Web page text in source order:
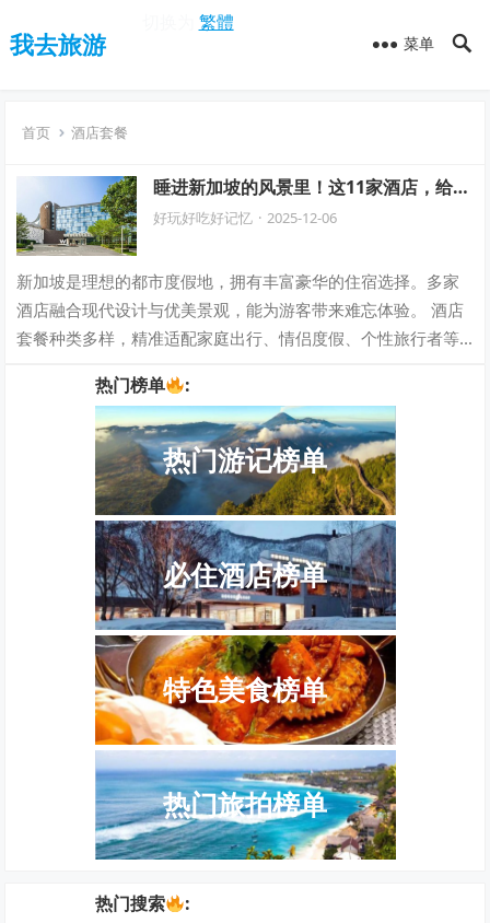
繁體
我去旅游 菜单
首页 酒店套餐
睡进新加坡的风景里！这11家酒店，给你
沉浸式的度假美学
好玩好吃好记忆 · 2025-12-06
新加坡是理想的都市度假地，拥有丰富豪华的住宿选择。多家
酒店融合现代设计与优美景观，能为游客带来难忘体验。 酒店
套餐种类多样，精准适配家庭出行、情侣度假、个性旅行者等
热门榜单 :
热门游记榜单
必住酒店榜单
特色美食榜单
热门旅拍榜单
热门搜索
: